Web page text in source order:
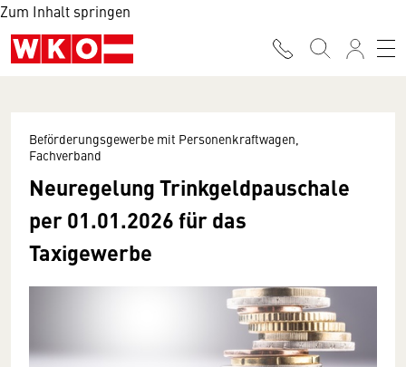
Zum Inhalt springen
Beförderungsgewerbe mit Personenkraftwagen,
Fachverband
Neuregelung Trinkgeldpauschale
per 01.01.2026 für das
Taxigewerbe